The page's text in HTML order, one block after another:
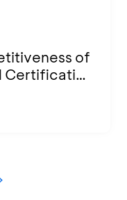
of
Certification